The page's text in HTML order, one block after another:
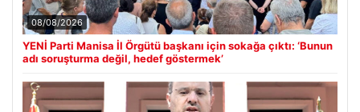
08/08/2026
YENİ Parti Manisa İl Örgütü başkanı için sokağa çıktı: ‘Bunun
adı soruşturma değil, hedef göstermek’